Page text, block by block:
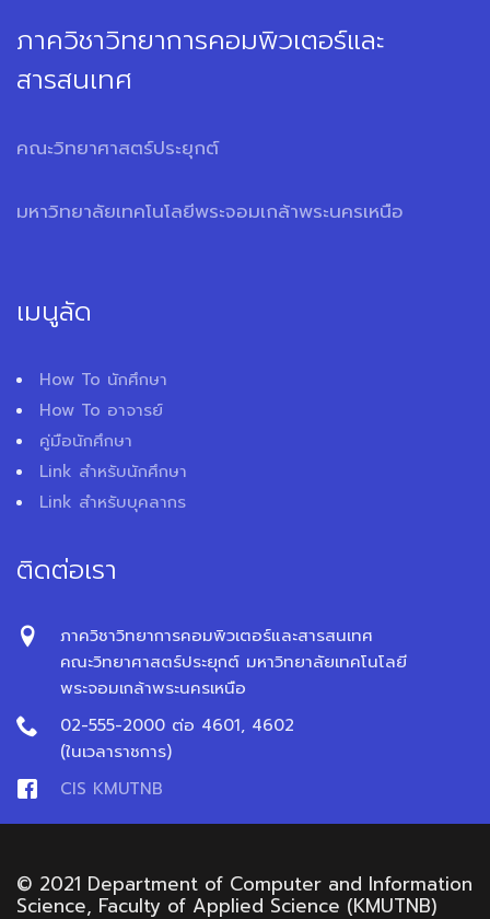
ภาควิชาวิทยาการคอมพิวเตอร์และ
สารสนเทศ
คณะวิทยาศาสตร์ประยุกต์
มหาวิทยาลัยเทคโนโลยีพระจอมเกล้าพระนครเหนือ
เมนูลัด
How To นักศึกษา
How To อาจารย์
คู่มือนักศึกษา
Link สำหรับนักศึกษา
Link สำหรับบุคลากร
ติดต่อเรา
ภาควิชาวิทยาการคอมพิวเตอร์และสารสนเทศ
คณะวิทยาศาสตร์ประยุกต์ มหาวิทยาลัยเทคโนโลยี
พระจอมเกล้าพระนครเหนือ
02-555-2000 ต่อ 4601, 4602
(ในเวลาราชการ)
CIS KMUTNB
© 2021 Department of Computer and Information
Science, Faculty of Applied Science (KMUTNB)